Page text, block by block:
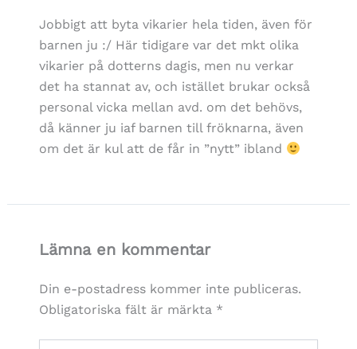
Jobbigt att byta vikarier hela tiden, även för
barnen ju :/ Här tidigare var det mkt olika
vikarier på dotterns dagis, men nu verkar
det ha stannat av, och istället brukar också
personal vicka mellan avd. om det behövs,
då känner ju iaf barnen till fröknarna, även
om det är kul att de får in ”nytt” ibland
Lämna en kommentar
Din e-postadress kommer inte publiceras.
Obligatoriska fält är märkta *